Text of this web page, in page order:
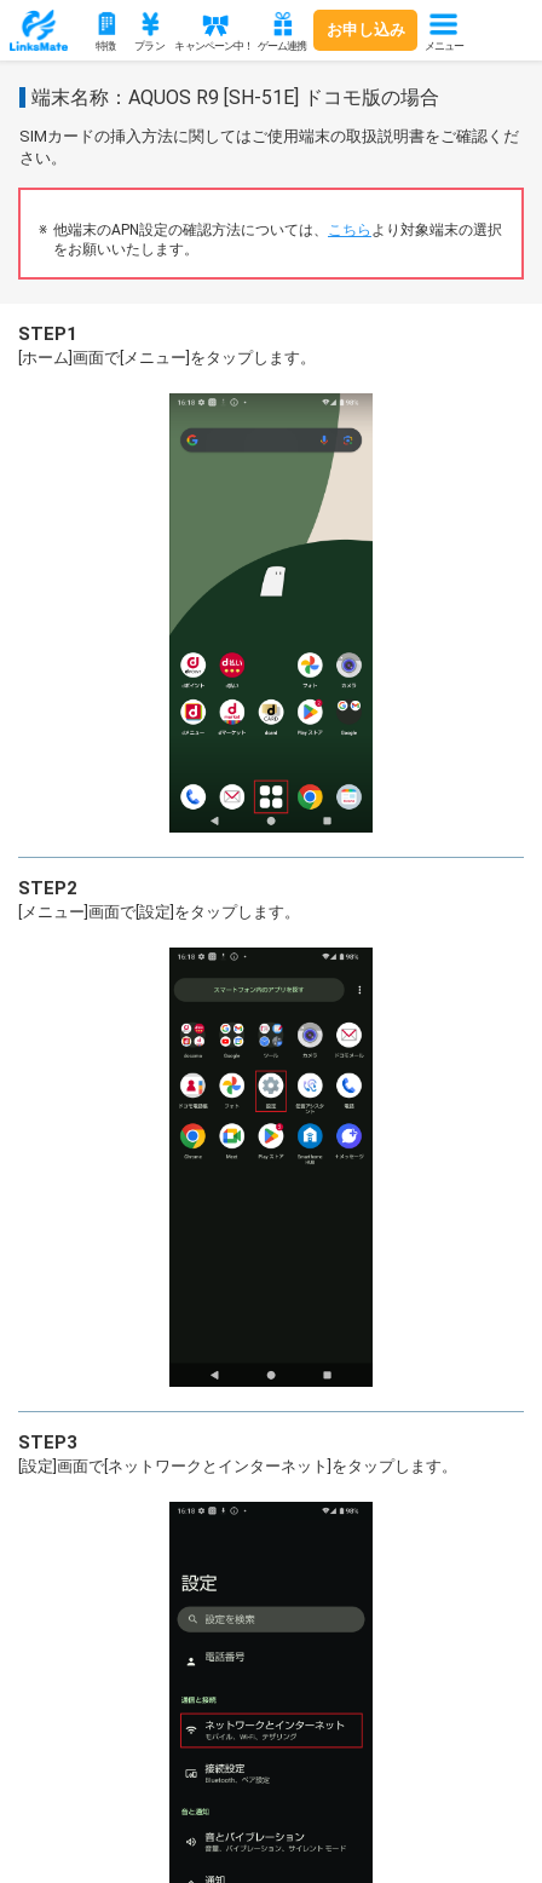
特徴 プラン キャンペーン中！ ゲーム連携
お申し込み
メニュー
端末名称：AQUOS R9 [SH-51E] ドコモ版の場合
SIMカードの挿入方法に関してはご使用端末の取扱説明書をご確認くだ
さい。
他端末のAPN設定の確認方法については、 こちら より対象端末の選択
をお願いいたします。
STEP1
[ホーム]画面で[メニュー]をタップします。
STEP2
[メニュー]画面で[設定]をタップします。
STEP3
[設定]画面で[ネットワークとインターネット]をタップします。